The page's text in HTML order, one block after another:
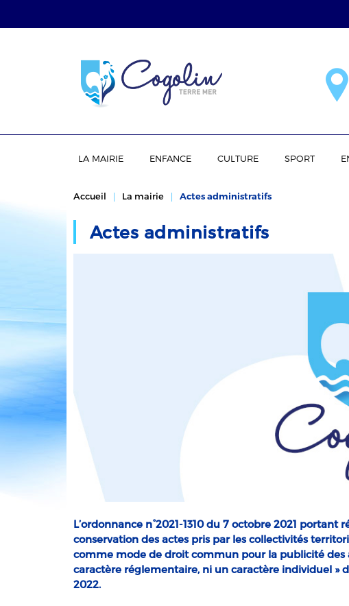
LA MAIRIE ENFANCE CULTURE SPORT
Accueil La mairie Actes administratifs
Actes administratifs
L’ordonnance n°2021-1310 du 7 octobre 2021
conservation des actes pris par les collectivités
comme mode de droit commun pour la publicité des
caractère réglementaire, ni un caractère individuel »
2022.